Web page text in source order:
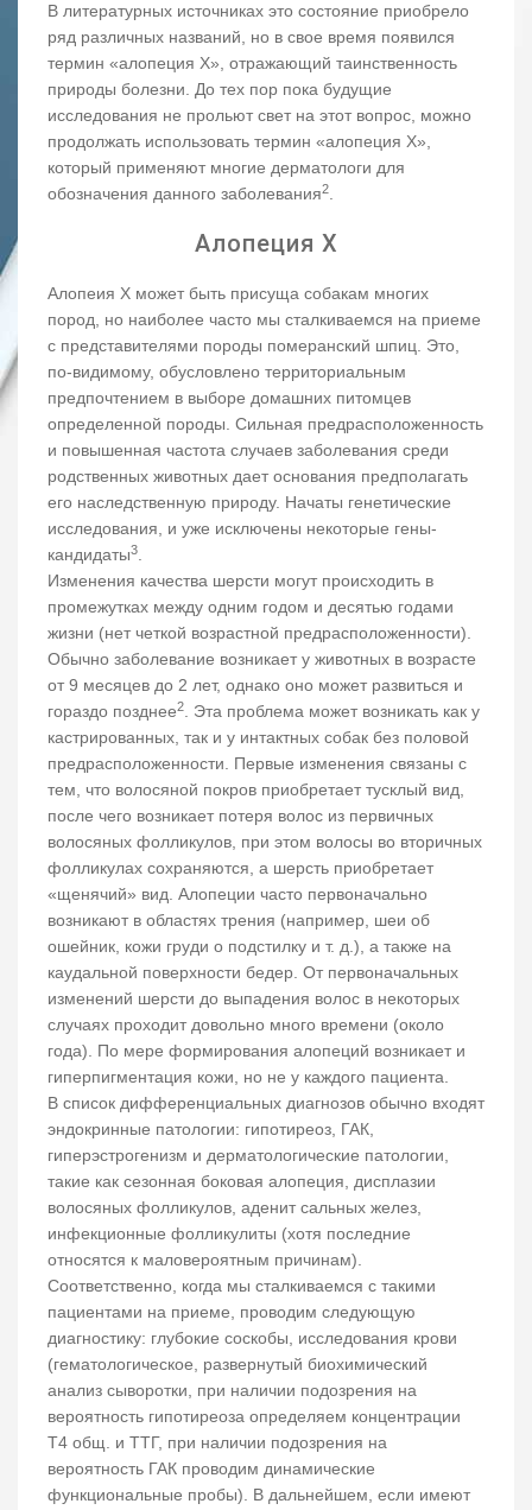
В литературных источниках это состояние приобрело
ряд различных названий, но в свое время появился
термин «алопеция Х», отражающий таинственность
природы болезни. До тех пор пока будущие
исследования не прольют свет на этот вопрос, можно
продолжать использовать термин «алопеция Х»,
который применяют многие дерматологи для
обозначения данного заболевания2.
Алопеция Х
Алопеия Х может быть присуща собакам многих
пород, но наиболее часто мы сталкиваемся на приеме
с представителями породы померанский шпиц. Это,
по-видимому, обусловлено территориальным
предпочтением в выборе домашних питомцев
определенной породы. Сильная предрасположенность
и повышенная частота случаев заболевания среди
родственных животных дает основания предполагать
его наследственную природу. Начаты генетические
исследования, и уже исключены некоторые гены-
кандидаты3.
Изменения качества шерсти могут происходить в
промежутках между одним годом и десятью годами
жизни (нет четкой возрастной предрасположенности).
Обычно заболевание возникает у животных в возрасте
от 9 месяцев до 2 лет, однако оно может развиться и
гораздо позднее2. Эта проблема может возникать как у
кастрированных, так и у интактных собак без половой
предрасположенности. Первые изменения связаны с
тем, что волосяной покров приобретает тусклый вид,
после чего возникает потеря волос из первичных
волосяных фолликулов, при этом волосы во вторичных
фолликулах сохраняются, а шерсть приобретает
«щенячий» вид. Алопеции часто первоначально
возникают в областях трения (например, шеи об
ошейник, кожи груди о подстилку и т. д.), а также на
каудальной поверхности бедер. От первоначальных
изменений шерсти до выпадения волос в некоторых
случаях проходит довольно много времени (около
года). По мере формирования алопеций возникает и
гиперпигментация кожи, но не у каждого пациента.
В список дифференциальных диагнозов обычно входят
эндокринные патологии: гипотиреоз, ГАК,
гиперэстрогенизм и дерматологические патологии,
такие как сезонная боковая алопеция, дисплазии
волосяных фолликулов, аденит сальных желез,
инфекционные фолликулиты (хотя последние
относятся к маловероятным причинам).
Соответственно, когда мы сталкиваемся с такими
пациентами на приеме, проводим следующую
диагностику: глубокие соскобы, исследования крови
(гематологическое, развернутый биохимический
анализ сыворотки, при наличии подозрения на
вероятность гипотиреоза определяем концентрации
Т4 общ. и ТТГ, при наличии подозрения на
вероятность ГАК проводим динамические
функциональные пробы). В дальнейшем, если имеют